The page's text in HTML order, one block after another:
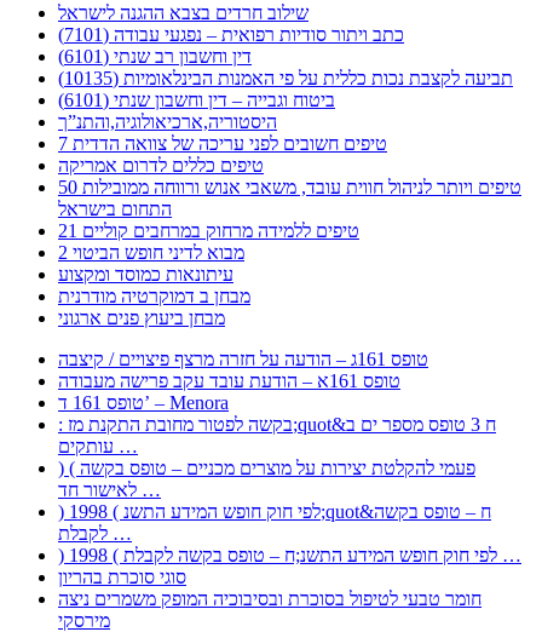
שילוב חרדים בצבא ההגנה לישראל
כתב ויתור סודיות רפואית – נפגעי עבודה (7101)
דין וחשבון רב שנתי (6101)
תביעה לקצבת נכות כללית על פי האמנות הבינלאומיות (10135)
ביטוח וגבייה – דין וחשבון שנתי (6101)
היסטוריה,ארכיאולוגיה,והתנ”ך
7 טיפים חשובים לפני עריכה של צוואה הדדית
טיפים כללים לדרום אמריקה
50 טיפים ויותר לניהול חווית עובד, משאבי אנוש ורווחה ממובילות
התחום בישראל
21 טיפים ללמידה מרחוק במרחבים קוליים
מבוא לדיני חופש הביטוי 2
עיתונאות כמוסד ומקצוע
מבחן ב דמוקרטיה מודרנית
מבחן ביעוץ פנים ארגוני
טופס 161ג – הודעה על חזרה מרצף פיצויים / קיצבה
טופס 161א – הודעת עובד עקב פרישה מעבודה
טופס 161 ד’ – Menora
: בקשה לפטור מחובת התקנת מז;quot&ח 3 טופס מספר ים ב
עותקים …
) ( פעמי להקלטת יצירות על מוצרים מכניים – טופס בקשה
לאישור חד …
) 1998 ( לפי חוק חופש המידע התשנ;quot&ח – טופס בקשה
לקבלת …
) 1998 ( לפי חוק חופש המידע התשנ;ח – טופס בקשה לקבלת …
סוגי סוכרת בהריון
חומר טבעי לטיפול בסוכרת ובסיבוכיה המופק משמרים ניצה
מירסקי